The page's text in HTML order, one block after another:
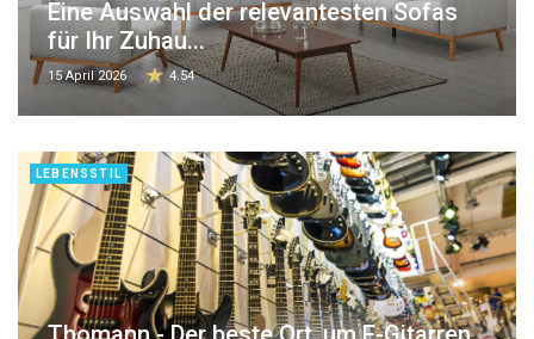
Eine Auswahl der relevantesten Sofas
für Ihr Zuhau...
15 April 2026 4.54
LEBENSSTIL